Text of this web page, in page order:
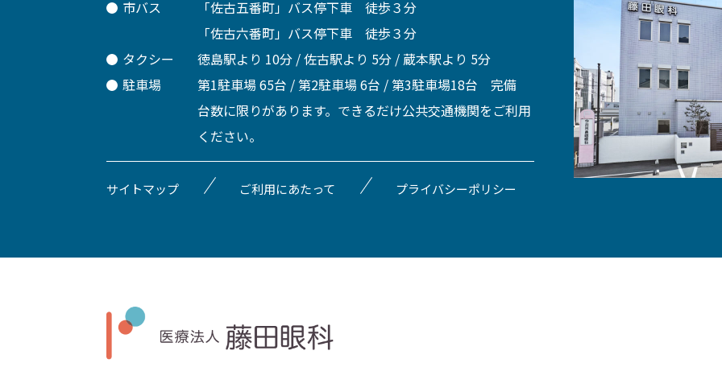
市バス
「佐古五番町」バス停下車 徒歩３分
「佐古六番町」バス停下車 徒歩３分
タクシー
徳島駅より 10分 / 佐古駅より 5分 / 蔵本駅より 5分
駐車場
第1駐車場 65台 / 第2駐車場 6台 / 第3駐車場18台 完備
台数に限りがあります。できるだけ公共交通機関をご利用
ください。
サイトマップ ご利用にあたって プライバシーポリシー